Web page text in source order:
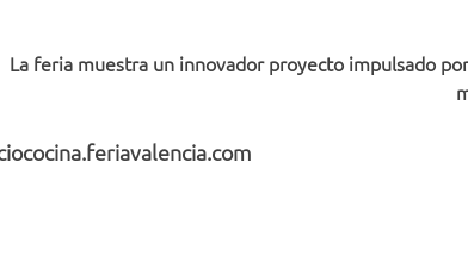
La feria muestra un innovador proyecto impulsado